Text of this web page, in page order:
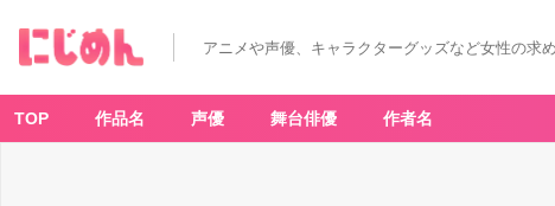
アニメや声優、キャラクターグッズなど女性の求
TOP 作品名 声優 舞台俳優 作者名